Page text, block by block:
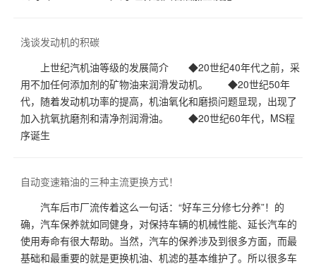
浅谈发动机的积碳
上世纪汽机油等级的发展简介 ◆20世纪40年代之前，采
用不加任何添加剂的矿物油来润滑发动机。 ◆20世纪50年
代，随着发动机功率的提高，机油氧化和磨损问题显现，出现了
加入抗氧抗磨剂和清净剂润滑油。 ◆20世纪60年代，MS程
序诞生
自动变速箱油的三种主流更换方式！
汽车后市厂流传着这么一句话：“好车三分修七分养”！的
确，汽车保养就如同健身，对保持车辆的机械性能、延长汽车的
使用寿命有很大帮助。当然，汽车的保养涉及到很多方面，而最
基础和最重要的就是更换机油、机滤的基本维护了。所以很多车